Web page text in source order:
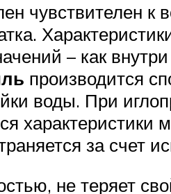
чувствителен
– как внутри
производится
воды. При
за счет
не теряет